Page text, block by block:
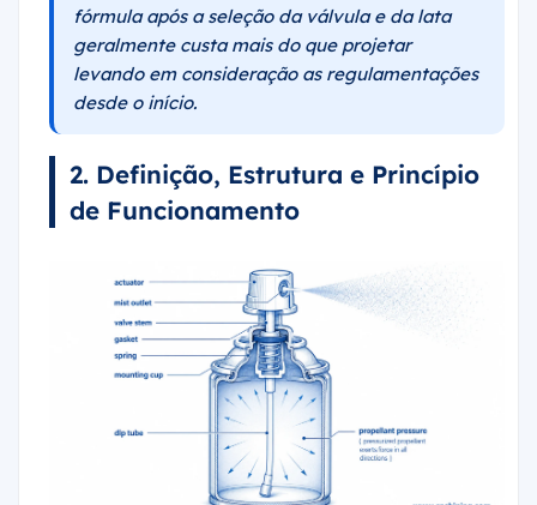
fórmula após a seleção da válvula e da lata
geralmente custa mais do que projetar
levando em consideração as regulamentações
desde o início.
2. Definição, Estrutura e Princípio
de Funcionamento